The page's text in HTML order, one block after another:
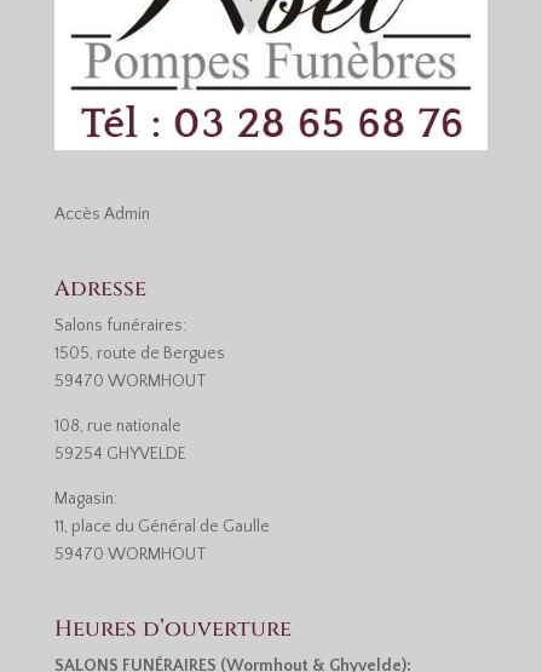
Accès Admin
Adresse
Salons funéraires:
1505, route de Bergues
59470 WORMHOUT
108, rue nationale
59254 GHYVELDE
Magasin:
11, place du Général de Gaulle
59470 WORMHOUT
Heures d’ouverture
SALONS FUNÉRAIRES (Wormhout & Ghyvelde):